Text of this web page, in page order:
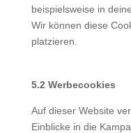
beispielsweise in
Wir können diese
platzieren.
5.2 Werbecookies
Auf dieser Website
Einblicke in die